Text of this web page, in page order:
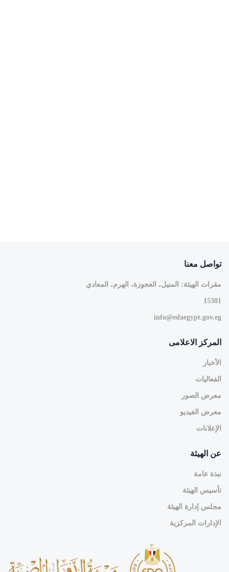
تواصل معنا
مقرات الهيئة: المنيل، العجوزة، الهرم، المعادي
15301
info@edaegypt.gov.eg
المركز الاعلامى
الأخبار
الفعاليات
معرض الصور
معرض الفيديو
الإعلانات
عن الهيئة
نبذة عامة
تأسيس الهيئة
مجلس إدارة الهيئة
الإدارات المركزية